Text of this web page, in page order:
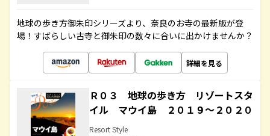
地球の歩き方御朱印シリーズより、奈良のお寺の最新版が登
場！すばらしい古寺と御朱印の数々に合いに出かけませんか？
詳細を見る
Ｒ０３ 地球の歩き方 リゾートスタ
イル マウイ島 ２０１９～２０２０
Resort Style